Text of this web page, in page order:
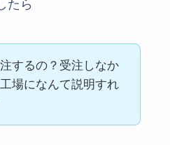
たら
するの？受注しなか
場になんて説明すれ